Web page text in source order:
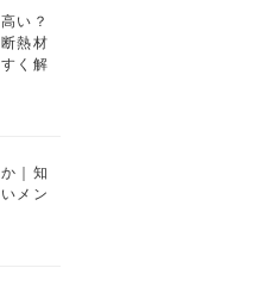
い？
熱材
く解
｜知
メン